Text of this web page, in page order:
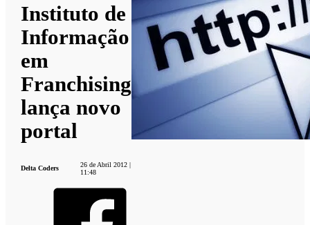
Instituto de
Informação
em
Franchising
lança novo
portal
Delta Coders
26 de Abril 2012 |
11:48